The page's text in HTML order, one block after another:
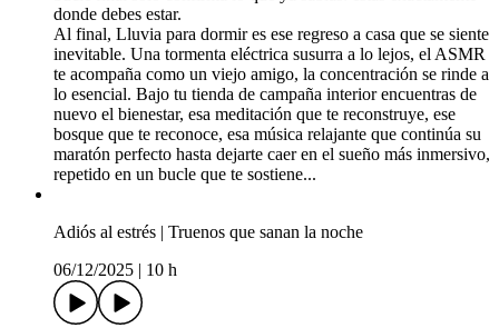
donde debes estar.
Al final, Lluvia para dormir es ese regreso a casa que se siente
inevitable. Una tormenta eléctrica susurra a lo lejos, el ASMR
te acompaña como un viejo amigo, la concentración se rinde a
lo esencial. Bajo tu tienda de campaña interior encuentras de
nuevo el bienestar, esa meditación que te reconstruye, ese
bosque que te reconoce, esa música relajante que continúa su
maratón perfecto hasta dejarte caer en el sueño más inmersivo,
repetido en un bucle que te sostiene...
Adiós al estrés | Truenos que sanan la noche
06/12/2025
10 h